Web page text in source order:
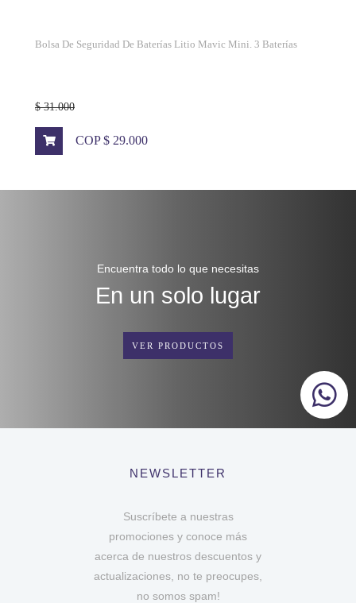
Bolsa De Seguridad De Baterías Litio Mavic Mini. 3 Baterías
$ 31.000
COP $ 29.000
Encuentra todo lo que necesitas
En un solo lugar
VER PRODUCTOS
NEWSLETTER
Suscríbete a nuestras
promociones y conoce más
acerca de nuestros descuentos y
actualizaciones, no te preocupes,
no somos spam!